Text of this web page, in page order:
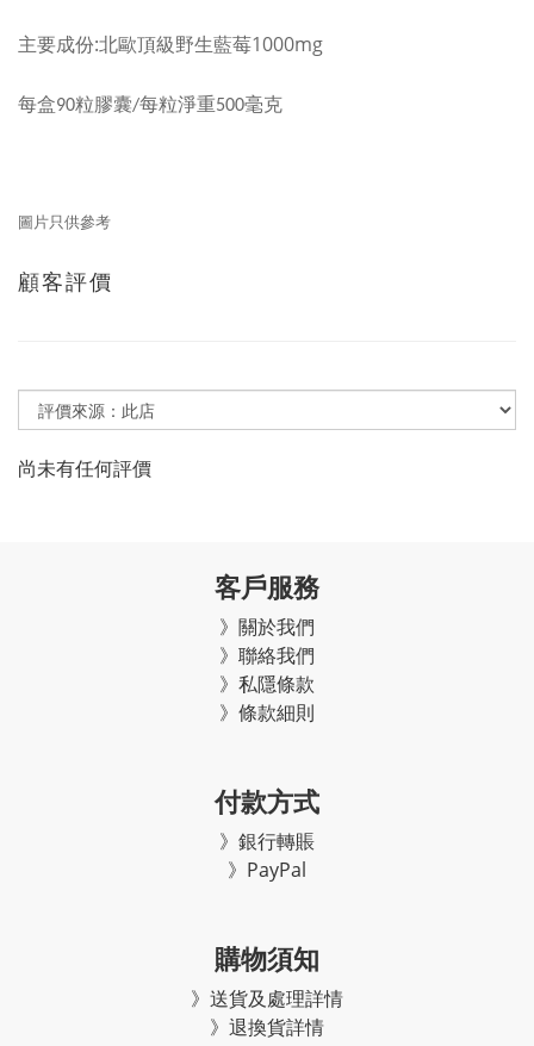
主要成份:北歐頂級野生藍莓1000mg
每盒90粒膠囊/每粒淨重500毫克
圖片只供參考
顧客評價
尚未有任何評價
客戶服務
》關於我們
》聯絡我們
》私隱條款
》條款細則
付款方式
》銀行轉賬
》PayPal
購物須知
》 送貨及處理詳情
》 退換貨詳情